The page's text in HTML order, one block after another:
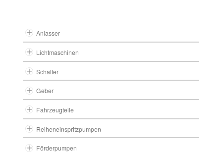
Anlasser
Lichtmaschinen
Schalter
Geber
Fahrzeugteile
Reiheneinspritzpumpen
Förderpumpen